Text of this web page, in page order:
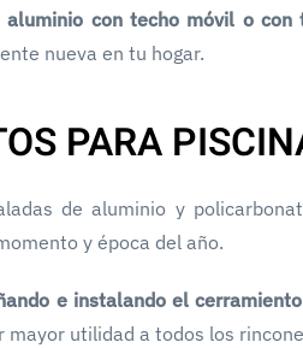
aluminio con techo móvil o con
nueva en tu hogar.
PARA
de aluminio y
y época del año.
e instalando el
utilidad a todos los